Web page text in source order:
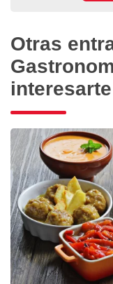
Otras
interesarte